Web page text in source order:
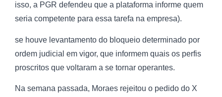
isso, a PGR defendeu que a plataforma informe quem
seria competente para essa tarefa na empresa).
se houve levantamento do bloqueio determinado por
ordem judicial em vigor, que informem quais os perfis
proscritos que voltaram a se tornar operantes.
Na semana passada, Moraes rejeitou o pedido do X